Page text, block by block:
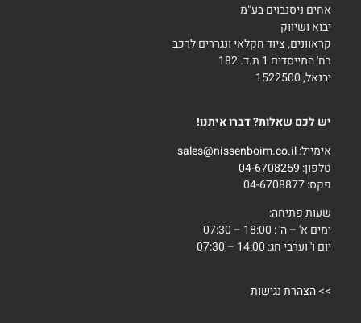
אחים ניסנבוים בע"מ
יבוא ושיווק
קראוונים, ציוד חקלאי ונגררים לרכב
רח' המייסדים 1 ת.ד. 182
יבנאל, 1522500
יש לכם שאלות? דברו איתנו!
אימייל:sales@nissenboim.co.il
טלפון: 04-6708259
פקס: 04-6708877
שעות פתיחה:
ימים א' – ה' : 18:00 – 07:30
יום ו' וערבי חג: 14:00 – 07:30
>>הצהרת נגישות